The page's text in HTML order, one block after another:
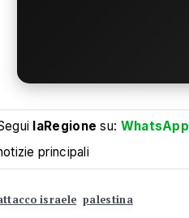
laRegione su: WhatsApp
principali
israele palestina